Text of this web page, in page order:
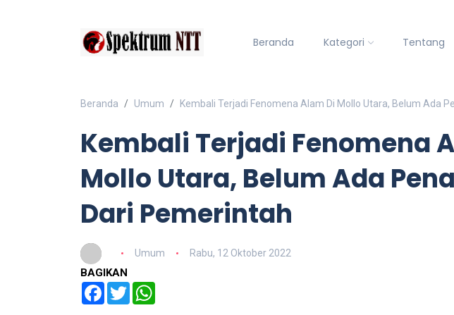
Beranda Kategori Tentang
Beranda Umum Kembali Terjadi Fenomena Alam Di Mollo Utara, Belum Ada
Kembali Terjadi Fenomena
Mollo Utara, Belum Ada
Dari Pemerintah
Umum Rabu, 12 Oktober 2022
BAGIKAN
Facebook
Twitter